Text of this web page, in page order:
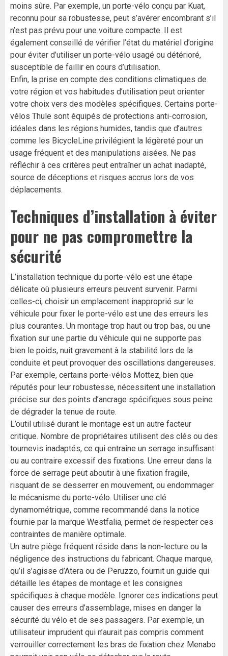
moins sûre. Par exemple, un porte-vélo conçu par Kuat,
reconnu pour sa robustesse, peut s’avérer encombrant s’il
n’est pas prévu pour une voiture compacte. Il est
également conseillé de vérifier l’état du matériel d’origine
pour éviter d’utiliser un porte-vélo usagé ou détérioré,
susceptible de faillir en cours d’utilisation.
Enfin, la prise en compte des conditions climatiques de
votre région et vos habitudes d’utilisation peut orienter
votre choix vers des modèles spécifiques. Certains porte-
vélos Thule sont équipés de protections anti-corrosion,
idéales dans les régions humides, tandis que d’autres
comme les BicycleLine privilégient la légèreté pour un
usage fréquent et des manipulations aisées. Ne pas
réfléchir à ces critères peut entraîner un achat inadapté,
source de déceptions et risques accrus lors de vos
déplacements.
Techniques d’installation à éviter
pour ne pas compromettre la
sécurité
L’installation technique du porte-vélo est une étape
délicate où plusieurs erreurs peuvent survenir. Parmi
celles-ci, choisir un emplacement inapproprié sur le
véhicule pour fixer le porte-vélo est une des erreurs les
plus courantes. Un montage trop haut ou trop bas, ou une
fixation sur une partie du véhicule qui ne supporte pas
bien le poids, nuit gravement à la stabilité lors de la
conduite et peut provoquer des oscillations dangereuses.
Par exemple, certains porte-vélos Mottez, bien que
réputés pour leur robustesse, nécessitent une installation
précise sur des points d’ancrage spécifiques sous peine
de dégrader la tenue de route.
L’outil utilisé durant le montage est un autre facteur
critique. Nombre de propriétaires utilisent des clés ou des
tournevis inadaptés, ce qui entraîne un serrage insuffisant
ou au contraire excessif des fixations. Une erreur dans la
force de serrage peut aboutir à une fixation fragile,
risquant de se desserrer en mouvement, ou endommager
le mécanisme du porte-vélo. Utiliser une clé
dynamométrique, comme recommandé dans la notice
fournie par la marque Westfalia, permet de respecter ces
contraintes de manière optimale.
Un autre piège fréquent réside dans la non-lecture ou la
négligence des instructions du fabricant. Chaque marque,
qu’il s’agisse d’Atera ou de Peruzzo, fournit un guide qui
détaille les étapes de montage et les consignes
spécifiques à chaque modèle. Ignorer ces indications peut
causer des erreurs d’assemblage, mises en danger la
sécurité du vélo et de ses passagers. Par exemple, un
utilisateur imprudent qui n’aurait pas compris comment
verrouiller correctement les bras de fixation chez Menabo